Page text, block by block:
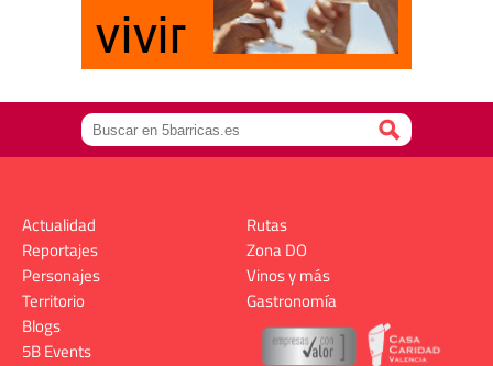
Actualidad
Reportajes
Personajes
Territorio
Rutas
Zona DO
Vinos y más
Gastronomía
Blogs
5B Events